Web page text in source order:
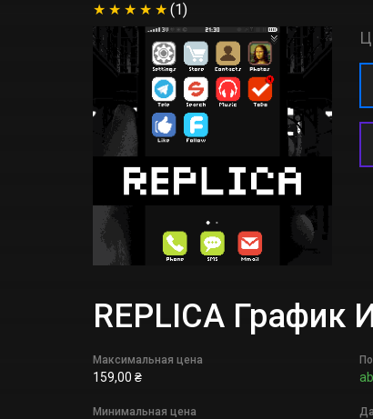
(1)
REPLICA График
Максимальная цена
159,00 ₴
Минимальная цена